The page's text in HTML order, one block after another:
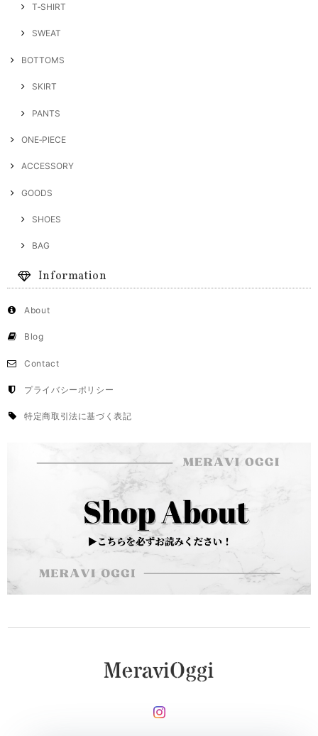
T‐SHIRT
SWEAT
BOTTOMS
SKIRT
PANTS
ONE‐PIECE
ACCESSORY
GOODS
SHOES
BAG
Information
About
Blog
Contact
プライバシーポリシー
特定商取引法に基づく表記